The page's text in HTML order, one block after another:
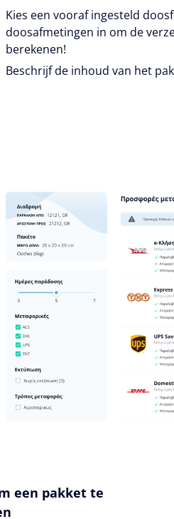
Kies een vooraf ingesteld
doosafmetingen in om de
berekenen!
Beschrijf de inhoud van het
een pakket te